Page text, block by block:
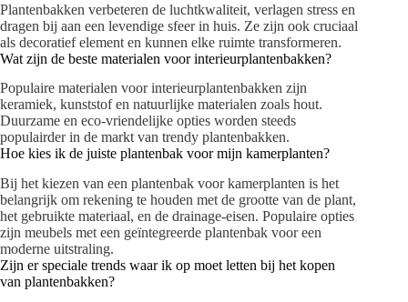
Plantenbakken verbeteren de luchtkwaliteit, verlagen stress en
dragen bij aan een levendige sfeer in huis. Ze zijn ook cruciaal
als decoratief element en kunnen elke ruimte transformeren.
Wat zijn de beste materialen voor interieurplantenbakken?
Populaire materialen voor interieurplantenbakken zijn
keramiek, kunststof en natuurlijke materialen zoals hout.
Duurzame en eco-vriendelijke opties worden steeds
populairder in de markt van trendy plantenbakken.
Hoe kies ik de juiste plantenbak voor mijn kamerplanten?
Bij het kiezen van een plantenbak voor kamerplanten is het
belangrijk om rekening te houden met de grootte van de plant,
het gebruikte materiaal, en de drainage-eisen. Populaire opties
zijn meubels met een geïntegreerde plantenbak voor een
moderne uitstraling.
Zijn er speciale trends waar ik op moet letten bij het kopen
van plantenbakken?